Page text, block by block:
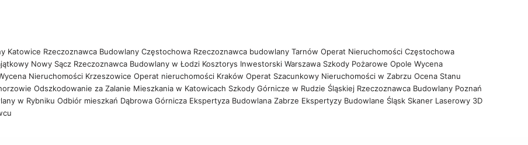
Katowice Rzeczoznawca Budowlany Częstochowa Rzeczoznawca budowlany Tarnów Operat Nieruchomości Częstochowa
Nowy Sącz Rzeczoznawca Budowlany w Łodzi Kosztorys Inwestorski Warszawa Szkody Pożarowe OpoleWycena
Nieruchomości KrzeszowiceOperat nieruchomości Kraków Operat Szacunkowy Nieruchomości w ZabrzuOcena Stanu
Odszkodowanie za Zalanie Mieszkania w Katowicach Szkody Górnicze w Rudzie Śląskiej Rzeczoznawca Budowlany Poznań
w RybnikuOdbiór mieszkań Dąbrowa Górnicza Ekspertyza Budowlana Zabrze Ekspertyzy Budowlane Śląsk Skaner Laserowy 3D